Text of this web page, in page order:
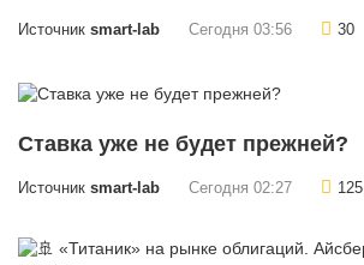
Источник smart-lab Сегодня 03:56 30
Ставка уже не будет прежней?
Источник smart-lab Сегодня 02:27 125